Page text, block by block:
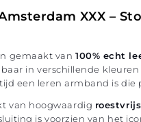
XXX –
gemaakt van100% echt
in verschillende
een leren armband is die
van hoogwaardig
is voorzien van het